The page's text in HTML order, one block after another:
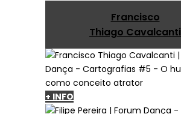
Francisco
Thiago Cavalcanti
+ INFO